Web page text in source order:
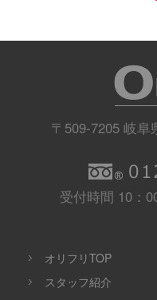
〒509-7205 岐阜
受付時間 10：
オリフリTOP
スタッフ紹介